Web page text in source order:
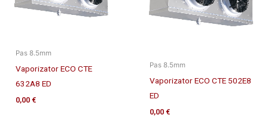
Pas 8.5mm
Vaporizator ECO CTE
632A8 ED
0,00 €
Pas 8.5mm
Vaporizator ECO CTE 502E8
ED
0,00 €